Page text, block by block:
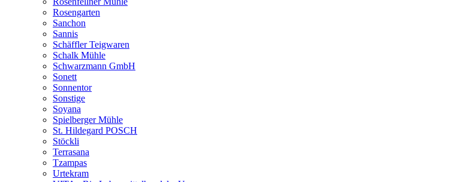
Rosengarten
Sanchon
Sannis
Schäffler Teigwaren
Schalk Mühle
Schwarzmann GmbH
Sonett
Sonnentor
Sonstige
Soyana
Spielberger Mühle
St. Hildegard POSCH
Stöckli
Terrasana
Tzampas
Urtekram